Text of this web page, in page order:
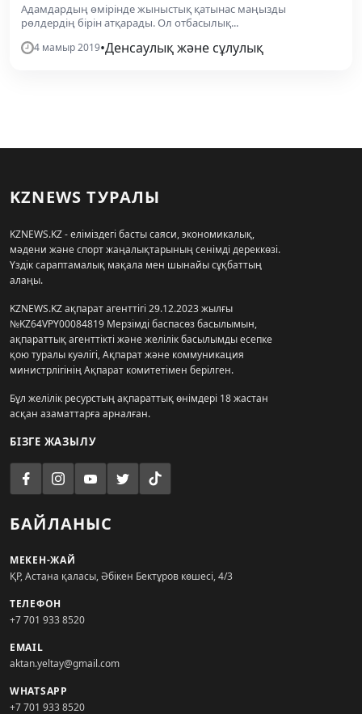
Адамдардың өмірінде жыныстық қатынас маңызды
рөлдердің бірін атқарады. Ол отбасылық...
4 мамыр 2019•Денсаулық және сұлулық
KZNEWS ТУРАЛЫ
KZNEWS.KZ - еліміздегі басты саяси, экономикалық,
мәдени және спорт жаңалықтарының сенімді дереккөзі.
Үздік сараптамалық мақала мен шынайы сұқбаттың
алаңы.
KZNEWS.KZ ақпарат агенттігі 29.12.2023 жылғы
№KZ64VPY00084819 Мерзімді баспасөз басылымын,
ақпараттық агенттікті және желілік басылымды есепке
қою туралы куәлігі, Ақпарат және коммуникация
министрлігінің Ақпарат комитетімен берілген.
Бұл желілік ресурстың ақпараттық өнімдері 18 жастан
асқан азаматтарға арналған.
БІЗГЕ ЖАЗЫЛУ
БАЙЛАНЫС
МЕКЕН-ЖАЙ
ҚР, Астана қаласы, Әбікен Бектұров көшесі, 4/3
ТЕЛЕФОН
+7 701 933 8520
EMAIL
aktan.yeltay@gmail.com
WHATSAPP
+7 701 933 8520